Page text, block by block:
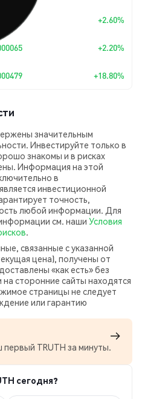
+2.60%
+2.20%
+18.80%
значительным
Инвестируйте только в
знакомы и в рисках
Информация на этой
в
инвестиционной
точность,
любой информации. Для
см. наши Условия
.
связанные с указанной
цена), получены от
«как есть» без
сторонние сайты находятся
страницы не следует
или гарантию
первый TRUTH за минуты.
сегодня?